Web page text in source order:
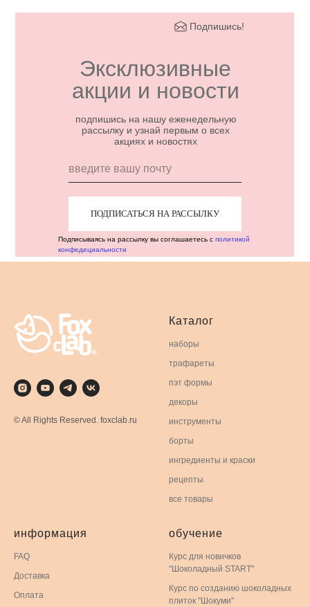
Эксклюзивные
акции и новости
ПОДПИСАТЬСЯ НА РАССЫЛКУ
подпишись на нашу еженедельную
рассылку и узнай первым о всех
акциях и новостях
Подпишись!
Подписываясь на рассылку вы соглашаетесь с политикой
конфедециальности
© All Rights Reserved. foxclab.ru
Каталог
наборы
трафареты
пэт формы
декоры
инструменты
борты
ингредиенты и краски
рецепты
все товары
информация
FAQ
Доставка
Оплата
обучение
Курс для новичков
"Шоколадный START"
Курс по созданию шоколадных
плиток "Шокуми"